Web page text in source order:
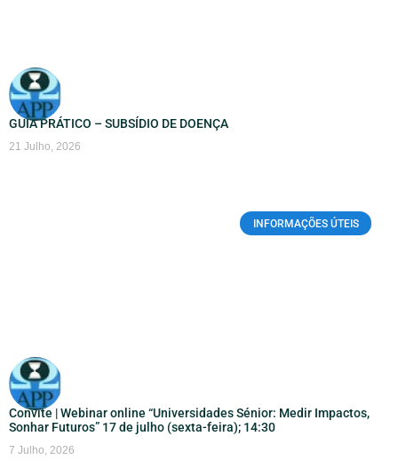
GUIA PRÁTICO – SUBSÍDIO DE DOENÇA
21 Julho, 2026
INFORMAÇÕES ÚTEIS
Convite | Webinar online “Universidades Sénior: Medir Impactos,
Sonhar Futuros” 17 de julho (sexta-feira); 14:30
7 Julho, 2026